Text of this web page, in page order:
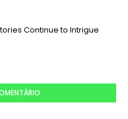
Continue to Intrigue